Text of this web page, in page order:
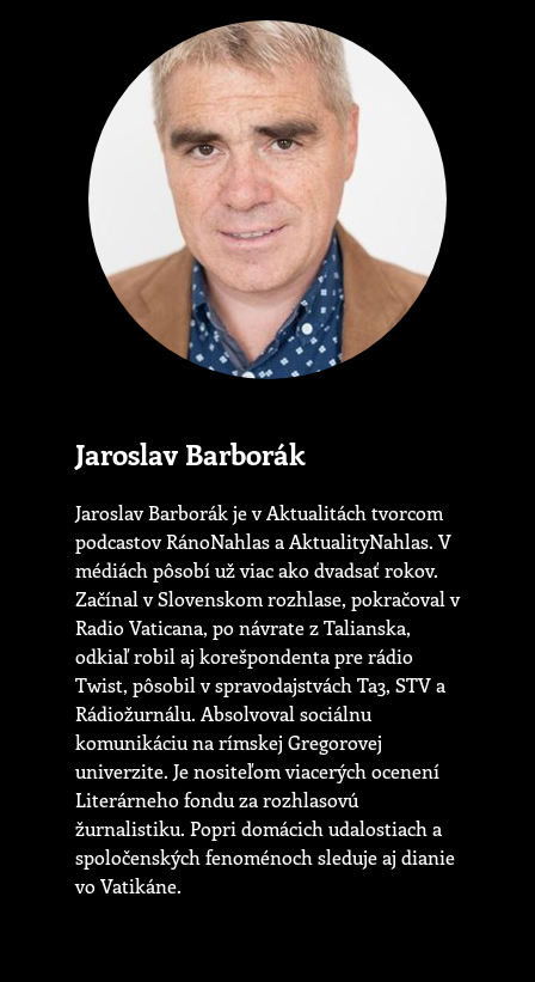
Jaroslav Barborák
Jaroslav Barborák je v Aktualitách tvorcom
podcastov RánoNahlas a AktualityNahlas. V
médiách pôsobí už viac ako dvadsať rokov.
Začínal v Slovenskom rozhlase, pokračoval v
Radio Vaticana, po návrate z Talianska,
odkiaľ robil aj korešpondenta pre rádio
Twist, pôsobil v spravodajstvách Ta3, STV a
Rádiožurnálu. Absolvoval sociálnu
komunikáciu na rímskej Gregorovej
univerzite. Je nositeľom viacerých ocenení
Literárneho fondu za rozhlasovú
žurnalistiku. Popri domácich udalostiach a
spoločenských fenoménoch sleduje aj dianie
vo Vatikáne.